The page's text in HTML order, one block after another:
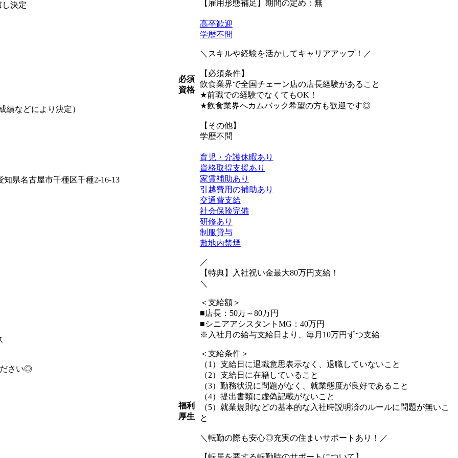
し決定
績などにより決定）
県名古屋市千種区千種2-16-13
ださい◎
【雇用形態補足】期間の定め：無
必須
資格
高卒歓迎
学歴不問
＼スキルや経験を活かしてキャリアアップ！／
【必須条件】
飲食業界で全国チェーン店の店長経験があること
★前職での経験でなくてもOK！
★飲食業界へカムバック希望の方も歓迎です◎
【その他】
学歴不問
福利
厚生
育児・介護休暇あり
資格取得支援あり
家賃補助あり
引越費用の補助あり
交通費支給
社会保険完備
研修あり
制服貸与
敷地内禁煙
／
【特典】入社祝い金最大80万円支給！
＼
＜支給額＞
■店長：50万～80万円
■シニアアシスタントMG：40万円
※入社月の給与支給日より、毎月10万円ずつ支給
＜支給条件＞
（1）支給日に退職意思表示なく、退職していないこと
（2）支給日に在籍していること
（3）勤務状況に問題がなく、就業態度が良好であること
（4）提出書類に虚偽記載がないこと
（5）就業規則などの基本的な入社時説明済のルールに問題が無いこ
と
＼転勤の際も安心◎充実の住まいサポートあり！／